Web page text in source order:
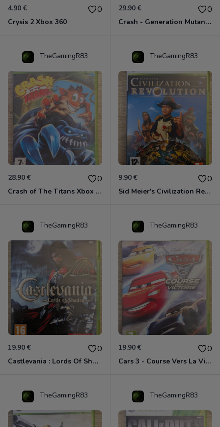
4.90 € 0
Crysis 2 Xbox 360
29.90 € 0
Crash - Generation Mutant Xbox 360
TheGamingR83
28.90 € 0
Crash of The Titans Xbox 360
TheGamingR83
9.90 € 0
Sid Meier's Civilization Revolution Xbox 360
TheGamingR83
19.90 € 0
Castlevania : Lords Of Shadow Xbox 360
TheGamingR83
19.90 € 0
Cars 3 - Course Vers La Victoire Xbox 360
TheGamingR83 TheGamingR83